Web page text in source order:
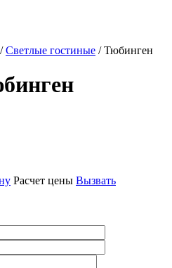
/Светлые гостиные / Тюбинген
Расчет цены Вызвать